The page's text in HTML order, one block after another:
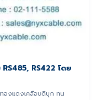
RS422 โดย
องแดงเคลือบดีบุก ทน